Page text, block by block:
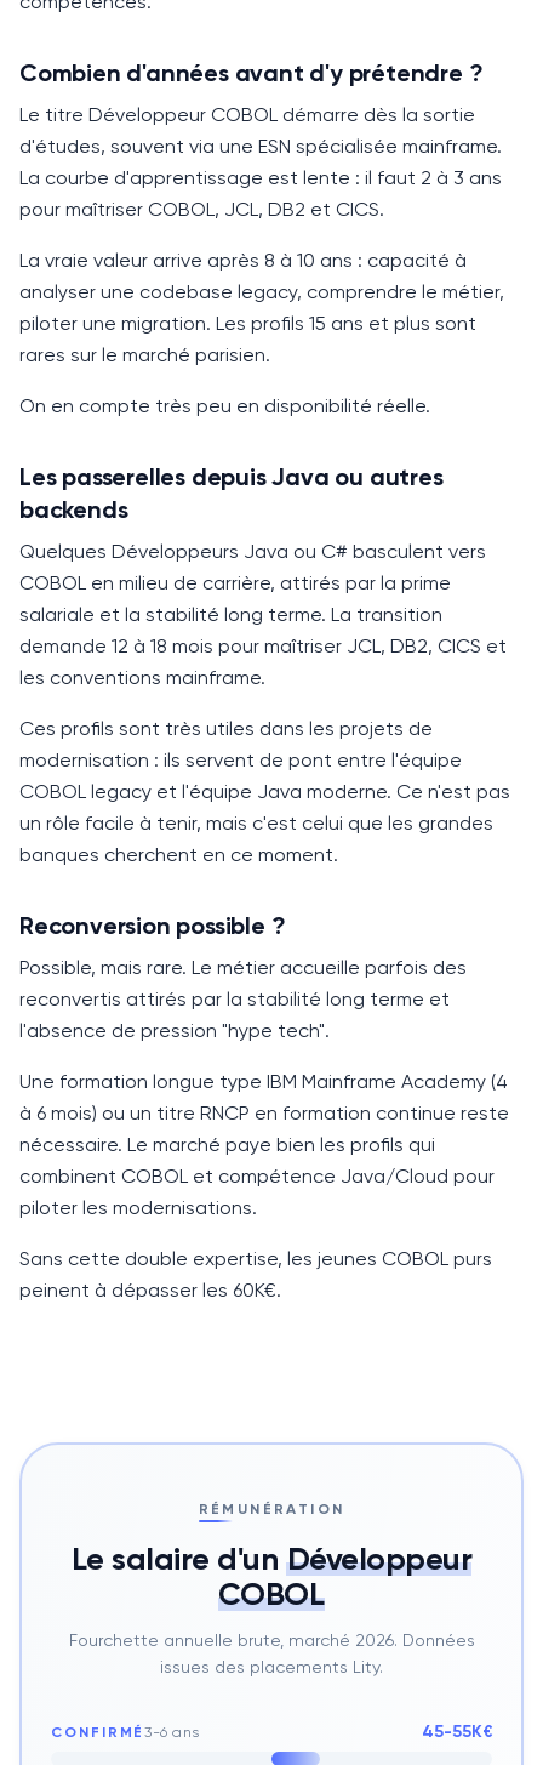
Combien d'années avant d'y prétendre ?
Le titre Développeur COBOL démarre dès la sortie
d'études, souvent via une ESN spécialisée mainframe.
La courbe d'apprentissage est lente : il faut 2 à 3 ans
pour maîtriser COBOL, JCL, DB2 et CICS.
La vraie valeur arrive après 8 à 10 ans : capacité à
analyser une codebase legacy, comprendre le métier,
piloter une migration. Les profils 15 ans et plus sont
rares sur le marché parisien.
On en compte très peu en disponibilité réelle.
Les passerelles depuis Java ou autres
backends
Quelques Développeurs Java ou C# basculent vers
COBOL en milieu de carrière, attirés par la prime
salariale et la stabilité long terme. La transition
demande 12 à 18 mois pour maîtriser JCL, DB2, CICS et
les conventions mainframe.
Ces profils sont très utiles dans les projets de
modernisation : ils servent de pont entre l'équipe
COBOL legacy et l'équipe Java moderne. Ce n'est pas
un rôle facile à tenir, mais c'est celui que les grandes
banques cherchent en ce moment.
Reconversion possible ?
Possible, mais rare. Le métier accueille parfois des
reconvertis attirés par la stabilité long terme et
l'absence de pression "hype tech".
Une formation longue type IBM Mainframe Academy (4
à 6 mois) ou un titre RNCP en formation continue reste
nécessaire. Le marché paye bien les profils qui
combinent COBOL et compétence Java/Cloud pour
piloter les modernisations.
Sans cette double expertise, les jeunes COBOL purs
peinent à dépasser les 60K€.
RÉMUNÉRATION
Le salaire d'un Développeur
COBOL
Fourchette annuelle brute, marché 2026. Données
issues des placements Lity.
CONFIRMÉ3-6 ans 45-55K€